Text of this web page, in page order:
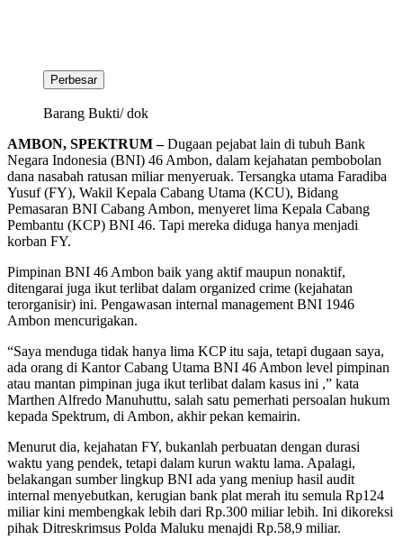
Perbesar
Barang Bukti/ dok
AMBON, SPEKTRUM –Dugaan pejabat lain di tubuh Bank
Negara Indonesia (BNI) 46 Ambon, dalam kejahatan pembobolan
dana nasabah ratusan miliar menyeruak. Tersangka utama Faradiba
Yusuf (FY), Wakil Kepala Cabang Utama (KCU), Bidang
Pemasaran BNI Cabang Ambon, menyeret lima Kepala Cabang
Pembantu (KCP) BNI 46. Tapi mereka diduga hanya menjadi
korban FY.
Pimpinan BNI 46 Ambon baik yang aktif maupun nonaktif,
ditengarai juga ikut terlibat dalam organized crime (kejahatan
terorganisir) ini. Pengawasan internal management BNI 1946
Ambon mencurigakan.
“Saya menduga tidak hanya lima KCP itu saja, tetapi dugaan saya,
ada orang di Kantor Cabang Utama BNI 46 Ambon level pimpinan
atau mantan pimpinan juga ikut terlibat dalam kasus ini ,” kata
Marthen Alfredo Manuhuttu, salah satu pemerhati persoalan hukum
kepada Spektrum, di Ambon, akhir pekan kemairin.
Menurut dia, kejahatan FY, bukanlah perbuatan dengan durasi
waktu yang pendek, tetapi dalam kurun waktu lama. Apalagi,
belakangan sumber lingkup BNI ada yang meniup hasil audit
internal menyebutkan, kerugian bank plat merah itu semula Rp124
miliar kini membengkak lebih dari Rp.300 miliar lebih. Ini dikoreksi
pihak Ditreskrimsus Polda Maluku menajdi Rp.58,9 miliar.